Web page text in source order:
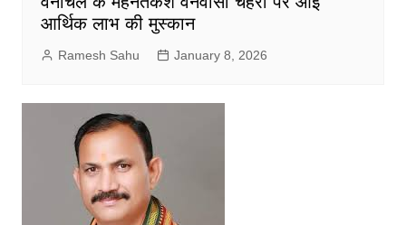
आर्थिक लाभ की मुस्कान
Ramesh Sahu January 8, 2026